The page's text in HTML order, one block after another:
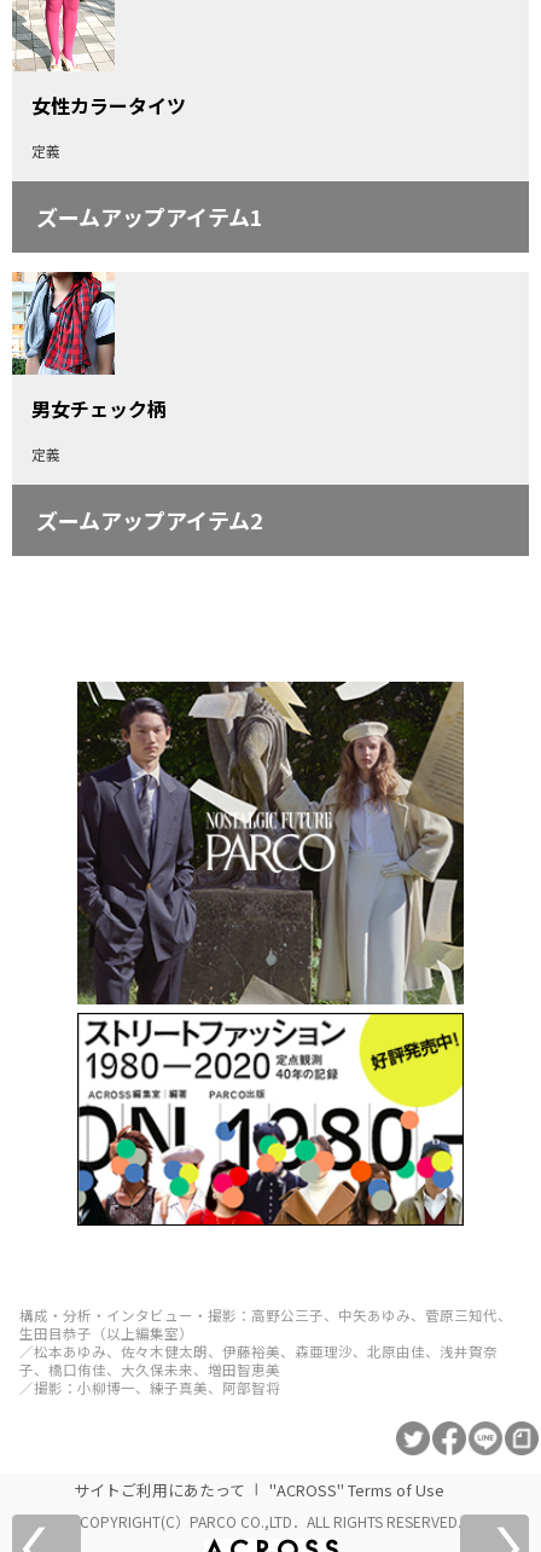
女性カラータイツ
定義
ズームアップアイテム1
男女チェック柄
定義
ズームアップアイテム2
構成・分析・インタビュー・撮影：高野公三子、中矢あゆみ、菅原三知代、
生田目恭子（以上編集室）
／松本あゆみ、佐々木健太朗、伊藤裕美、森亜理沙、北原由佳、浅井賀奈
子、橋口侑佳、大久保未来、増田智恵美
／撮影：小柳博一、練子真美、阿部智将
サイトご利用にあたって "ACROSS" Terms of Use
COPYRIGHT(C）PARCO CO.,LTD．ALL RIGHTS RESERVED.